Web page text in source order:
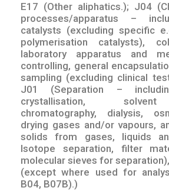
E17 (Other aliphatics.); J04
processes/apparatus –
catalysts (excluding specific
polymerisation catalysts),
laboratory apparatus and
controlling, general
sampling (excluding clinical
J01 (Separation –
crystallisation,
chromatography, dialysis,
drying gases and/or vapours,
solids from gases, liquids
Isotope separation, filter
molecular sieves for
(except where used for
B04, B07B).)